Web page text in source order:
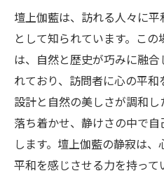
壇上伽藍は、訪れる人々に
として知られています。こ
は、自然と歴史が巧みに融
れており、訪問者に心の平
設計と自然の美しさが調和
落ち着かせ、静けさの中で
します。壇上伽藍の静寂は
平和を感じさせる力を持って